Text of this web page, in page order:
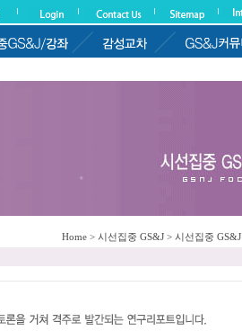
Home > 시선집중 GS&J > 시선집중 GS&J